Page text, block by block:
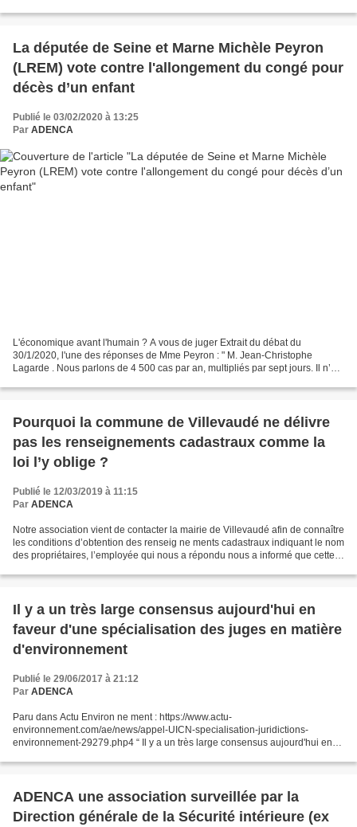
La députée de Seine et Marne Michèle Peyron
(LREM) vote contre l'allongement du congé pour
décès d’un enfant
Publié le 03/02/2020 à 13:25
Par ADENCA
L'économique avant l'humain ? A vous de juger Extrait du débat du
30/1/2020, l'une des réponses de Mme Peyron : " M. Jean-Christophe
Lagarde . Nous parlons de 4 500 cas par an, multipliés par sept jours. Il n’y a
Pourquoi la commune de Villevaudé ne délivre
pas les renseignements cadastraux comme la
loi l’y oblige ?
Publié le 12/03/2019 à 11:15
Par ADENCA
Notre association vient de contacter la mairie de Villevaudé afin de connaître
les conditions d’obtention des renseig ne ments cadastraux indiquant le nom
des propriétaires, l’employée qui nous a répondu nous a informé que cette
Il y a un très large consensus aujourd'hui en
faveur d'une spécialisation des juges en matière
d'environnement
Publié le 29/06/2017 à 21:12
Par ADENCA
Paru dans Actu Environ ne ment : https://www.actu-
environnement.com/ae/news/appel-UICN-specialisation-juridictions-
environnement-29279.php4 “ Il y a un très large consensus aujourd'hui en
ADENCA une association surveillée par la
Direction générale de la Sécurité intérieure (ex